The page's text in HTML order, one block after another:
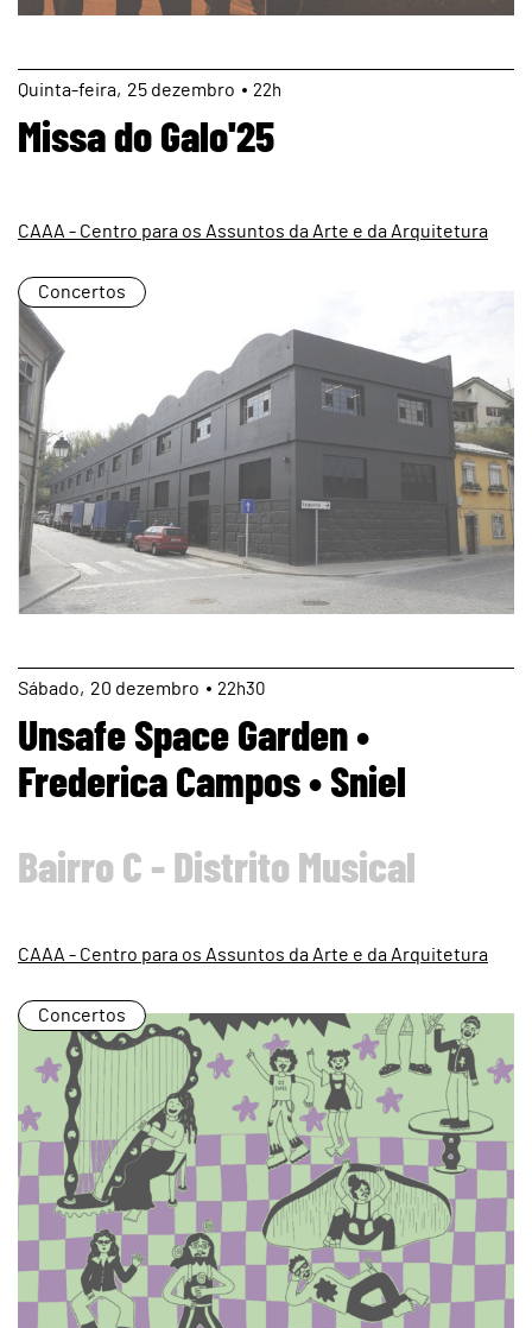
page25 dezembro
Quinta 22h
Missa do Galo'25
CAAA - Centro para os Assuntos da Arte e da Arquitetura
Concertos
page
20 dezembro
Sábado 22h30
Unsafe Space Garden •
Frederica Campos • Sniel
Bairro C - Distrito Musical
CAAA - Centro para os Assuntos da Arte e da Arquitetura
Concertos